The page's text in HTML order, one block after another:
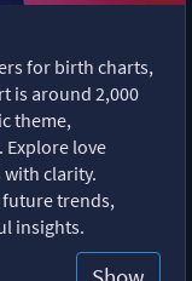
for birth charts,
is around 2,000
theme,
love
with clarity.
trends,
insights.